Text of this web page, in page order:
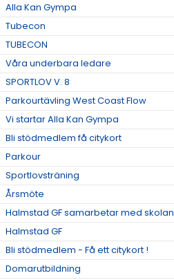
Alla Kan Gympa
Tubecon
TUBECON
Våra underbara ledare
SPORTLOV V. 8
Parkourtävling West Coast Flow
Vi startar Alla Kan Gympa
Bli stödmedlem få citykort
Parkour
Sportlovsträning
Årsmöte
Halmstad GF samarbetar med skolan
Halmstad GF
Bli stödmedlem - Få ett citykort !
Domarutbildning